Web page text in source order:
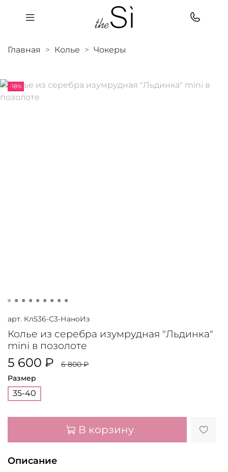
Главная Колье Чокеры
-18%
арт. Кл536-С3-НаноИз
Колье из серебра изумрудная "Льдинка"
mini в позолоте
5 600 ₽
6 800 ₽
Размер
35-40
В корзину
Описание